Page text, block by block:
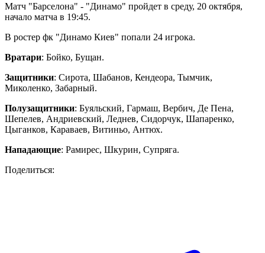
Матч "Барселона" - "Динамо" пройдет в среду, 20 октября,
начало матча в 19:45.
В ростер фк "Динамо Киев" попали 24 игрока.
Вратари: Бойко, Бущан.
Защитники: Сирота, Шабанов, Кендеора, Тымчик,
Миколенко, Забарный.
Полузащитники: Буяльский, Гармаш, Вербич, Де Пена,
Шепелев, Андриевский, Леднев, Сидорчук, Шапаренко,
Цыганков, Караваев, Витиньо, Антюх.
Нападающие: Рамирес, Шкурин, Супряга.
Поделиться: